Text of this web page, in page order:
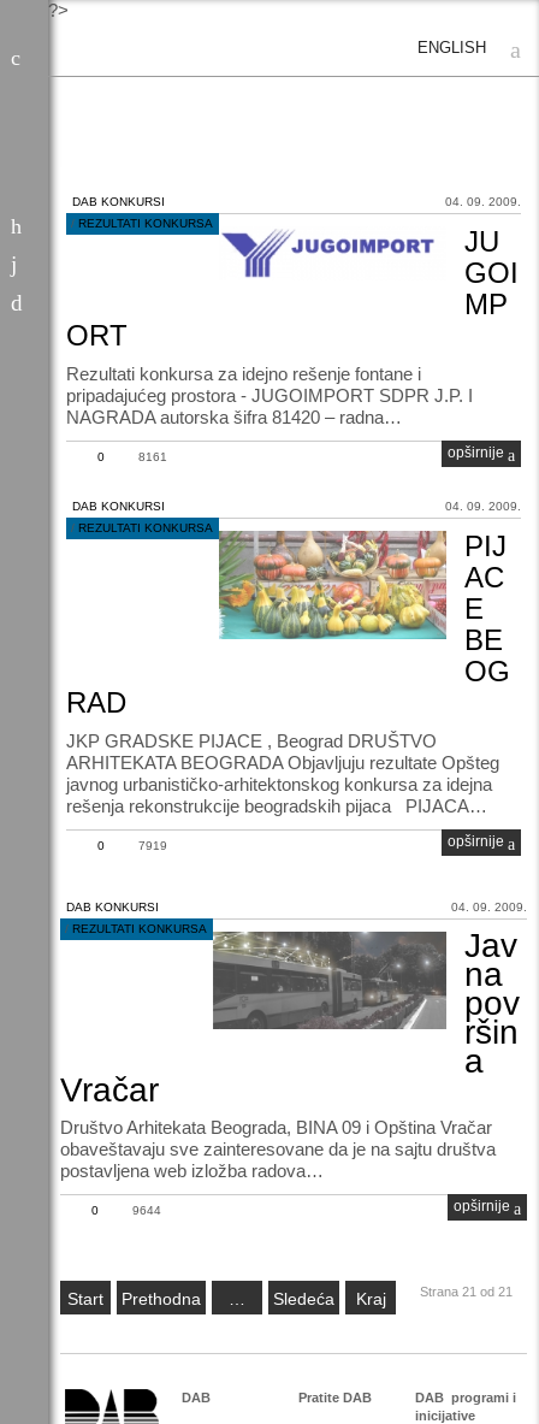
?>
ENGLISH
DAB KONKURSI
/ REZULTATI KONKURSA
04. 09. 2009.
JU
GOI
MP
ORT
Rezultati konkursa za idejno rešenje fontane i
pripadajućeg prostora - JUGOIMPORT SDPR J.P. I
NAGRADA autorska šifra 81420 – radna…
0 8161 opširnije
DAB KONKURSI
/ REZULTATI KONKURSA
04. 09. 2009.
PIJ
AC
E
BE
OG
RAD
JKP GRADSKE PIJACE , Beogrаd DRUŠTVO
ARHITEKATA BEOGRADA Objаvljuju rezultаte Opšteg
jаvnog urbаnističko-аrhitektonskog konkursа zа idejnа
rešenja rekonstrukcije beogradskih pijaca PIJACA…
0 7919 opširnije
DAB KONKURSI
/ REZULTATI KONKURSA
04. 09. 2009.
Jav
na
pov
ršin
a
Vračar
Društvo Arhitekata Beograda, BINA 09 i Opština Vračar
obaveštavaju sve zainteresovane da je na sajtu društva
postavljena web izložba radova…
0 9644 opširnije
Start Prethodna Sledeća Kraj Strana 21 od 21
DAB Pratite DAB DAB programi i
inicijative